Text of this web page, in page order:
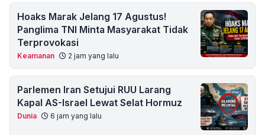
Hoaks Marak Jelang 17 Agustus!
Panglima TNI Minta Masyarakat Tidak
Terprovokasi
Keamanan 2 jam yang lalu
Parlemen Iran Setujui RUU Larang
Kapal AS-Israel Lewat Selat Hormuz
Dunia 6 jam yang lalu